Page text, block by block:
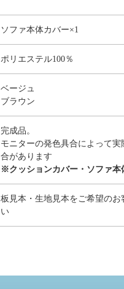
ソファ本体カバー×1
ポリエステル100％
ベージュ
ブラウン
完成品。
モニターの発色具合によって
合があります
※クッションカバー・ソファ本
板見本・生地見本をご希望のお
い